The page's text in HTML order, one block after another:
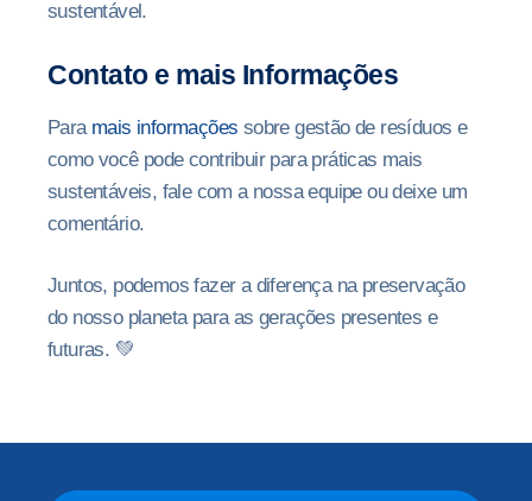
sustentável.
Contato e mais Informações
Para mais informações sobre gestão de resíduos e
como você pode contribuir para práticas mais
sustentáveis, fale com a nossa equipe ou deixe um
comentário.
Juntos, podemos fazer a diferença na preservação
do nosso planeta para as gerações presentes e
futuras. 💚